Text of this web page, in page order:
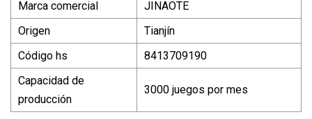
Marca comercial
JINAOTE
Origen
Tianjín
Código hs
8413709190
Capacidad de
producción
3000 juegos por mes